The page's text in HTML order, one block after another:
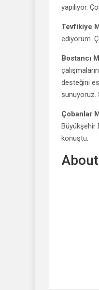
yapılıyor.
Tevfikiye
ediyorum.
Bostancı
desteğini
sunuyoruz.
Çobanlar
Büyükşehir
konuştu.